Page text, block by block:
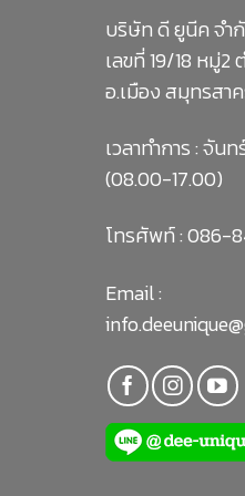
บริษัท ดี ยูนีค จำ
เลขที่ 19/18 หมู่2
อ.เมือง สมุทรสา
เวลาทำการ : จันท
(08.00-17.00)
โทรศัพท์ :086-
Email :